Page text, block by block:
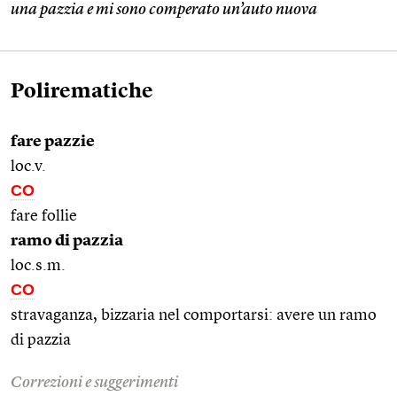
una pazzia e mi sono comperato un’auto nuova
Polirematiche
fare pazzie
loc.v.
CO
fare follie
ramo di pazzia
loc.s.m.
CO
stravaganza, bizzaria nel comportarsi: avere un ramo
di pazzia
Correzioni e suggerimenti